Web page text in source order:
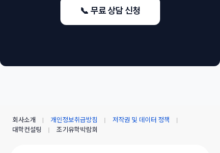
📞 무료 상담 신청
회사소개 개인정보취급방침
저작권 및 데이터 정책
대학컨설팅
조기유학박람회